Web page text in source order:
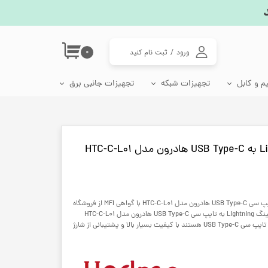
ورود / ثبت نام کنید
کاربری
۰
مبدل برق 3 به 2
و کابل تجهیزات شبکه تجهیزات جانبی برق
خرید کابل شارژ لایتنینگ Lightning به تایپ سی USB Type-C هادرون مدل HTC-C-L01 با گواهی MFI از فروشگاه
شاندرشاپ. بهترین قیمت کابل شارژ لایتنینگ Lightning به تایپ سی USB Type-C هادرون مدل HTC-C-L01
مناسب شارژر های آیفون که دارای خروجی تایپ سی USB Type-C هستند با کیفیت بسیار بالا و پشتیبانی از شارژ